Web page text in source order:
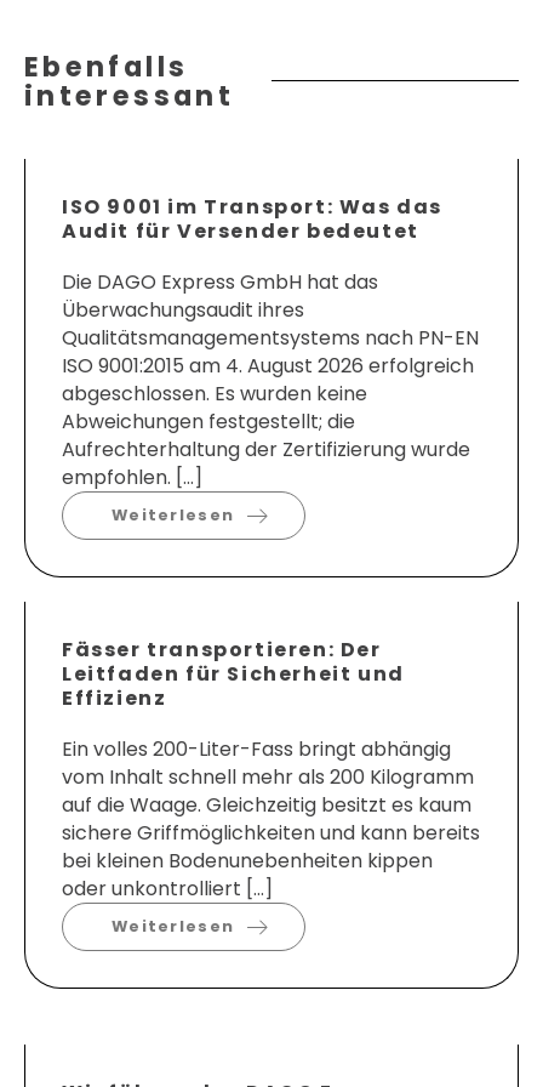
Ebenfalls
interessant
ISO 9001 im Transport: Was das
Audit für Versender bedeutet
Die DAGO Express GmbH hat das
Überwachungsaudit ihres
Qualitätsmanagementsystems nach PN-EN
ISO 9001:2015 am 4. August 2026 erfolgreich
abgeschlossen. Es wurden keine
Abweichungen festgestellt; die
Aufrechterhaltung der Zertifizierung wurde
empfohlen. […]
Weiterlesen
Fässer transportieren: Der
Leitfaden für Sicherheit und
Effizienz
Ein volles 200-Liter-Fass bringt abhängig
vom Inhalt schnell mehr als 200 Kilogramm
auf die Waage. Gleichzeitig besitzt es kaum
sichere Griffmöglichkeiten und kann bereits
bei kleinen Bodenunebenheiten kippen
oder unkontrolliert […]
Weiterlesen